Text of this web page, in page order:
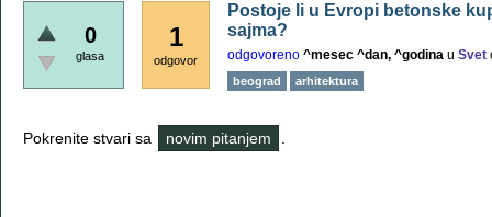
0
glasa
1
odgovor
Postoje li u Evropi betonske
sajma?
odgovoreno ^mesec ^dan, ^godina u Svet
beograd arhitektura
Pokrenite stvari sa novim pitanjem